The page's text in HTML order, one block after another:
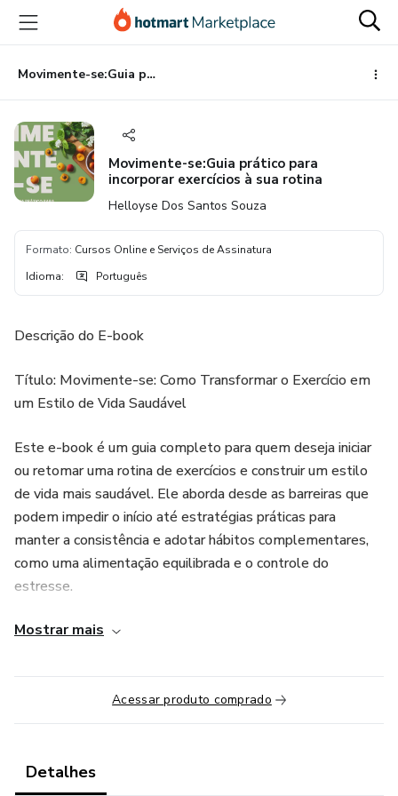
para
conteúdo
principal
para
pagamento
para
rodapé
Movimente-se:Guia prático para incorporar exercícios à sua rotina
Movimente-se:Guia prático para
incorporar exercícios à sua rotina
Helloyse Dos Santos Souza
Formato: Cursos Online e Serviços de Assinatura
Idioma: Português
Descrição do E-book
Título: Movimente-se: Como Transformar o Exercício em
um Estilo de Vida Saudável
Este e-book é um guia completo para quem deseja iniciar
ou retomar uma rotina de exercícios e construir um estilo
de vida mais saudável. Ele aborda desde as barreiras que
podem impedir o início até estratégias práticas para
manter a consistência e adotar hábitos complementares,
como uma alimentação equilibrada e o controle do
estresse.
Ao longo dos capítulos, você aprenderá a planejar sua
iniciantes e evitar lesões com cuidados essenciais. Além
disso, descobrirá como integrar hábitos saudáveis em
todas as áreas da sua vida, transformando pequenos
Se você quer dar o primeiro passo para cuidar da sua saúde,
Mostrar mais
Acessar produto comprado
Detalhes